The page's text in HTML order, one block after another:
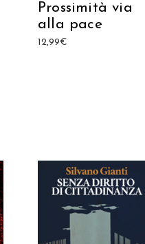
Prossimità via
alla pace
12,99€